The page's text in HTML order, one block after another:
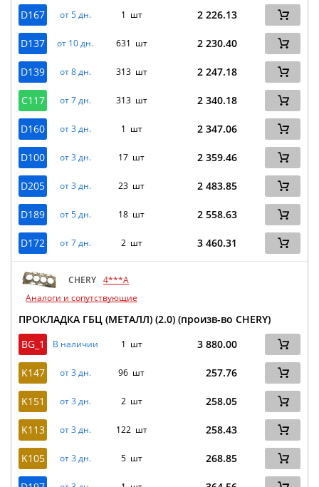
D167 от 5 дн. 1 шт 2 226.13
D137 от 10 дн. 631 шт 2 230.40
D139 от 8 дн. 313 шт 2 247.18
C117 от 7 дн. 313 шт 2 340.18
D160 от 3 дн. 1 шт 2 347.06
D100 от 3 дн. 17 шт 2 359.46
D205 от 3 дн. 23 шт 2 483.85
D189 от 5 дн. 18 шт 2 558.63
D172 от 7 дн. 2 шт 3 460.31
CHERY 4***A
Аналоги и сопутствующие
ПРОКЛАДКА ГБЦ (МЕТАЛЛ) (2.0) (произв-во CHERY)
BG_1
В наличии 1 шт 3 880.00
K147 от 3 дн. 96 шт 257.76
K151 от 3 дн. 2 шт 258.05
K113 от 3 дн. 122 шт 258.43
K105 от 3 дн. 5 шт 268.85